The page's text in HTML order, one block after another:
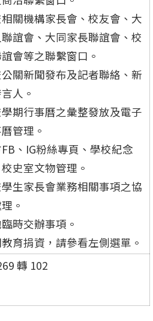
關機構家長會、校友會、大
誼會、大同家長聯誼會、校
會等之聯繫窗口。
關新聞發布及記者聯絡、新
人。
期行事曆之彙整發放及電子
管理。
、IG粉絲專頁、學校紀念
史室文物管理。
生家長會業務相關事項之協
。
時交辦事項。
育捐資，請參看左側選單。
轉 102